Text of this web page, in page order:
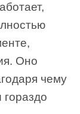
Оно
чему